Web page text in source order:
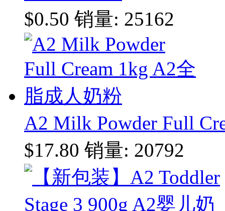
$0.50 销量: 25162
A2 Milk Powder Full
$17.80 销量: 20792